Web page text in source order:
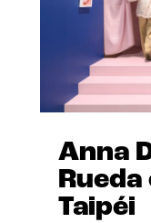
Anna
Taipéi